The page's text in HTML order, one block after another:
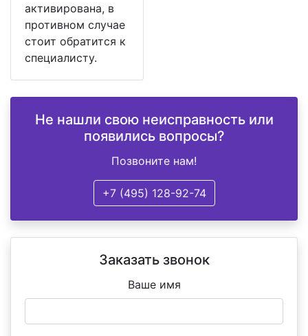
активирована, в
противном случае
стоит обратится к
специалисту.
Не нашли свою неисправность или
появились вопросы?
Позвоните нам!
+7 (495) 128-92-74
Заказать звонок
Ваше имя